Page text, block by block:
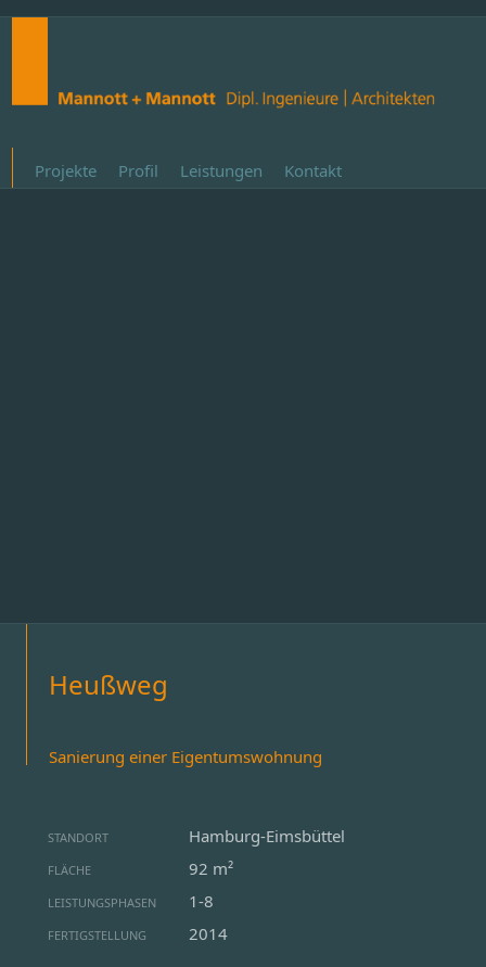
Projekte Profil Leistungen Kontakt
Heußweg
Sanierung einer Eigentumswohnung
STANDORT Hamburg-Eimsbüttel
FLÄCHE 92 m²
LEISTUNGSPHASEN 1-8
FERTIGSTELLUNG 2014